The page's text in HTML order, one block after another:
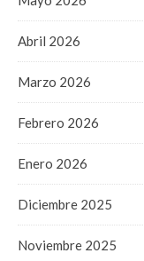
Abril 2026
Marzo 2026
Febrero 2026
Enero 2026
Diciembre 2025
Noviembre 2025